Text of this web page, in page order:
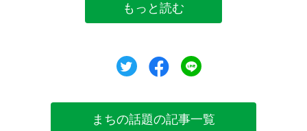
もっと読む
ツイートシェア
まちの話題の記事一覧